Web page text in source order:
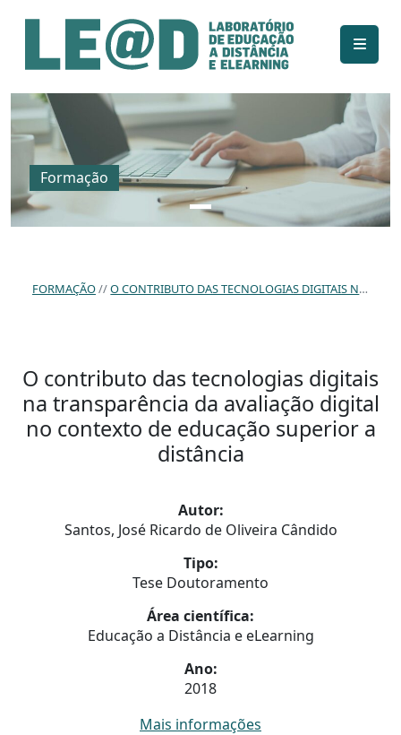
Ir para o conteúdo principal
Informações de acessibilidade
Mapa do site
Formação
FORMAÇÃO O CONTRIBUTO DAS TECNOLOGIAS DIGITAIS NA TRANSPARÊNCIA DA AVALIAÇÃO DIGITAL NO CONTEXTO DE EDUCAÇÃO SUPERIOR A DISTÂNCIA
O contributo das tecnologias digitais
na transparência da avaliação digital
no contexto de educação superior a
distância
Autor:
Santos, José Ricardo de Oliveira Cândido
Tipo:
Tese Doutoramento
Área científica:
Educação a Distância e eLearning
Ano:
2018
Mais informações